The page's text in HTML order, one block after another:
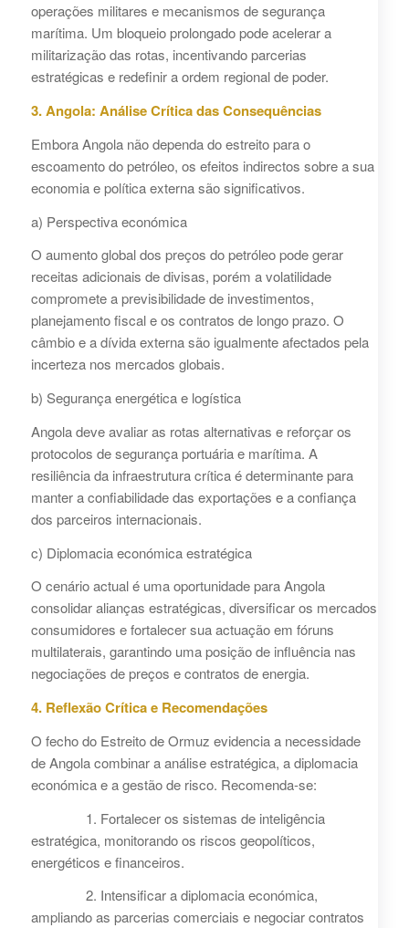
operações militares e mecanismos de segurança
marítima. Um bloqueio prolongado pode acelerar a
militarização das rotas, incentivando parcerias
estratégicas e redefinir a ordem regional de poder.
3. Angola: Análise Crítica das Consequências
Embora Angola não dependa do estreito para o
escoamento do petróleo, os efeitos indirectos sobre a sua
economia e política externa são significativos.
a) Perspectiva económica
O aumento global dos preços do petróleo pode gerar
receitas adicionais de divisas, porém a volatilidade
compromete a previsibilidade de investimentos,
planejamento fiscal e os contratos de longo prazo. O
câmbio e a dívida externa são igualmente afectados pela
incerteza nos mercados globais.
b) Segurança energética e logística
Angola deve avaliar as rotas alternativas e reforçar os
protocolos de segurança portuária e marítima. A
resiliência da infraestrutura crítica é determinante para
manter a confiabilidade das exportações e a confiança
dos parceiros internacionais.
c) Diplomacia económica estratégica
O cenário actual é uma oportunidade para Angola
consolidar alianças estratégicas, diversificar os mercados
consumidores e fortalecer sua actuação em fóruns
multilaterais, garantindo uma posição de influência nas
negociações de preços e contratos de energia.
4. Reflexão Crítica e Recomendações
O fecho do Estreito de Ormuz evidencia a necessidade
de Angola combinar a análise estratégica, a diplomacia
económica e a gestão de risco. Recomenda-se:
1. Fortalecer os sistemas de inteligência
estratégica, monitorando os riscos geopolíticos,
energéticos e financeiros.
2. Intensificar a diplomacia económica,
ampliando as parcerias comerciais e negociar contratos